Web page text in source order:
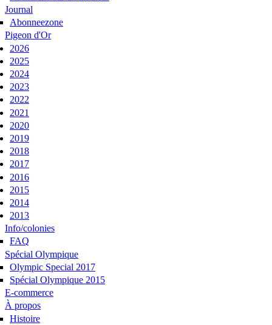
Journal
Abonneezone
Pigeon d'Or
2026
2025
2024
2023
2022
2021
2020
2019
2018
2017
2016
2015
2014
2013
Info/colonies
FAQ
Spécial Olympique
Olympic Special 2017
Spécial Olympique 2015
E-commerce
À propos
Histoire